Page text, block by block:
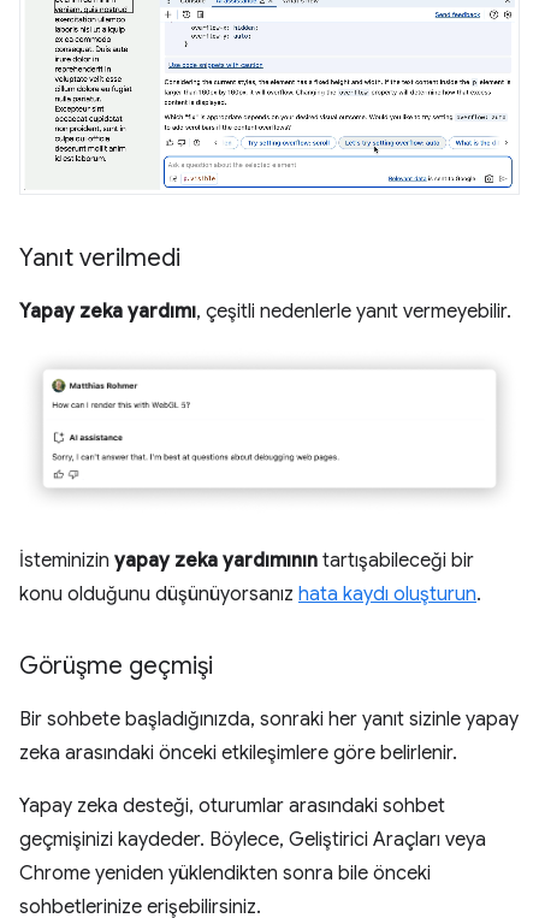
Yanıt verilmedi
Yapay zeka yardımı, çeşitli nedenlerle yanıt vermeyebilir.
İsteminizin yapay zeka yardımının tartışabileceği bir
konu olduğunu düşünüyorsanız hata kaydı oluşturun.
Görüşme geçmişi
Bir sohbete başladığınızda, sonraki her yanıt sizinle yapay
zeka arasındaki önceki etkileşimlere göre belirlenir.
Yapay zeka desteği, oturumlar arasındaki sohbet
geçmişinizi kaydeder. Böylece, Geliştirici Araçları veya
Chrome yeniden yüklendikten sonra bile önceki
sohbetlerinize erişebilirsiniz.